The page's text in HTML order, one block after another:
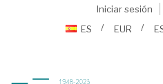
Iniciar sesión
ES
EUR